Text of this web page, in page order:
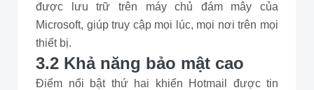
được lưu trữ trên máy chủ đám mây của
Microsoft, giúp truy cập mọi lúc, mọi nơi trên mọi
thiết bị.
3.2 Khả năng bảo mật cao
Điểm nổi bật thứ hai khiến Hotmail được tin